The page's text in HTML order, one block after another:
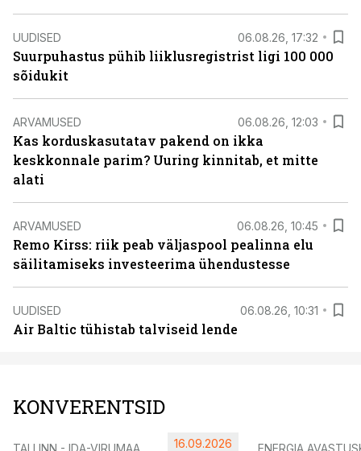
UUDISED 06.08.26, 17:32
Suurpuhastus pühib liiklusregistrist ligi 100 000
sõidukit
ARVAMUSED 06.08.26, 12:03
Kas korduskasutatav pakend on ikka
keskkonnale parim? Uuring kinnitab, et mitte
alati
ARVAMUSED 06.08.26, 10:45
Remo Kirss: riik peab väljaspool pealinna elu
säilitamiseks investeerima ühendustesse
UUDISED 06.08.26, 10:31
Air Baltic tühistab talviseid lende
KONVERENTSID
TALLINN - IDA-VIRUMAA 16.09.2026 ENERGIA